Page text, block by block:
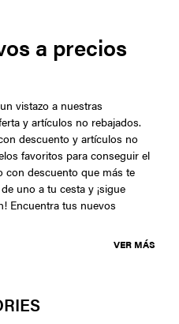
a precios
vistazo a nuestras
y artículos no rebajados.
descuento y artículos no
favoritos para conseguir el
con descuento que más te
uno a tu cesta y ¡sigue
Encuentra tus nuevos
VER MÁS